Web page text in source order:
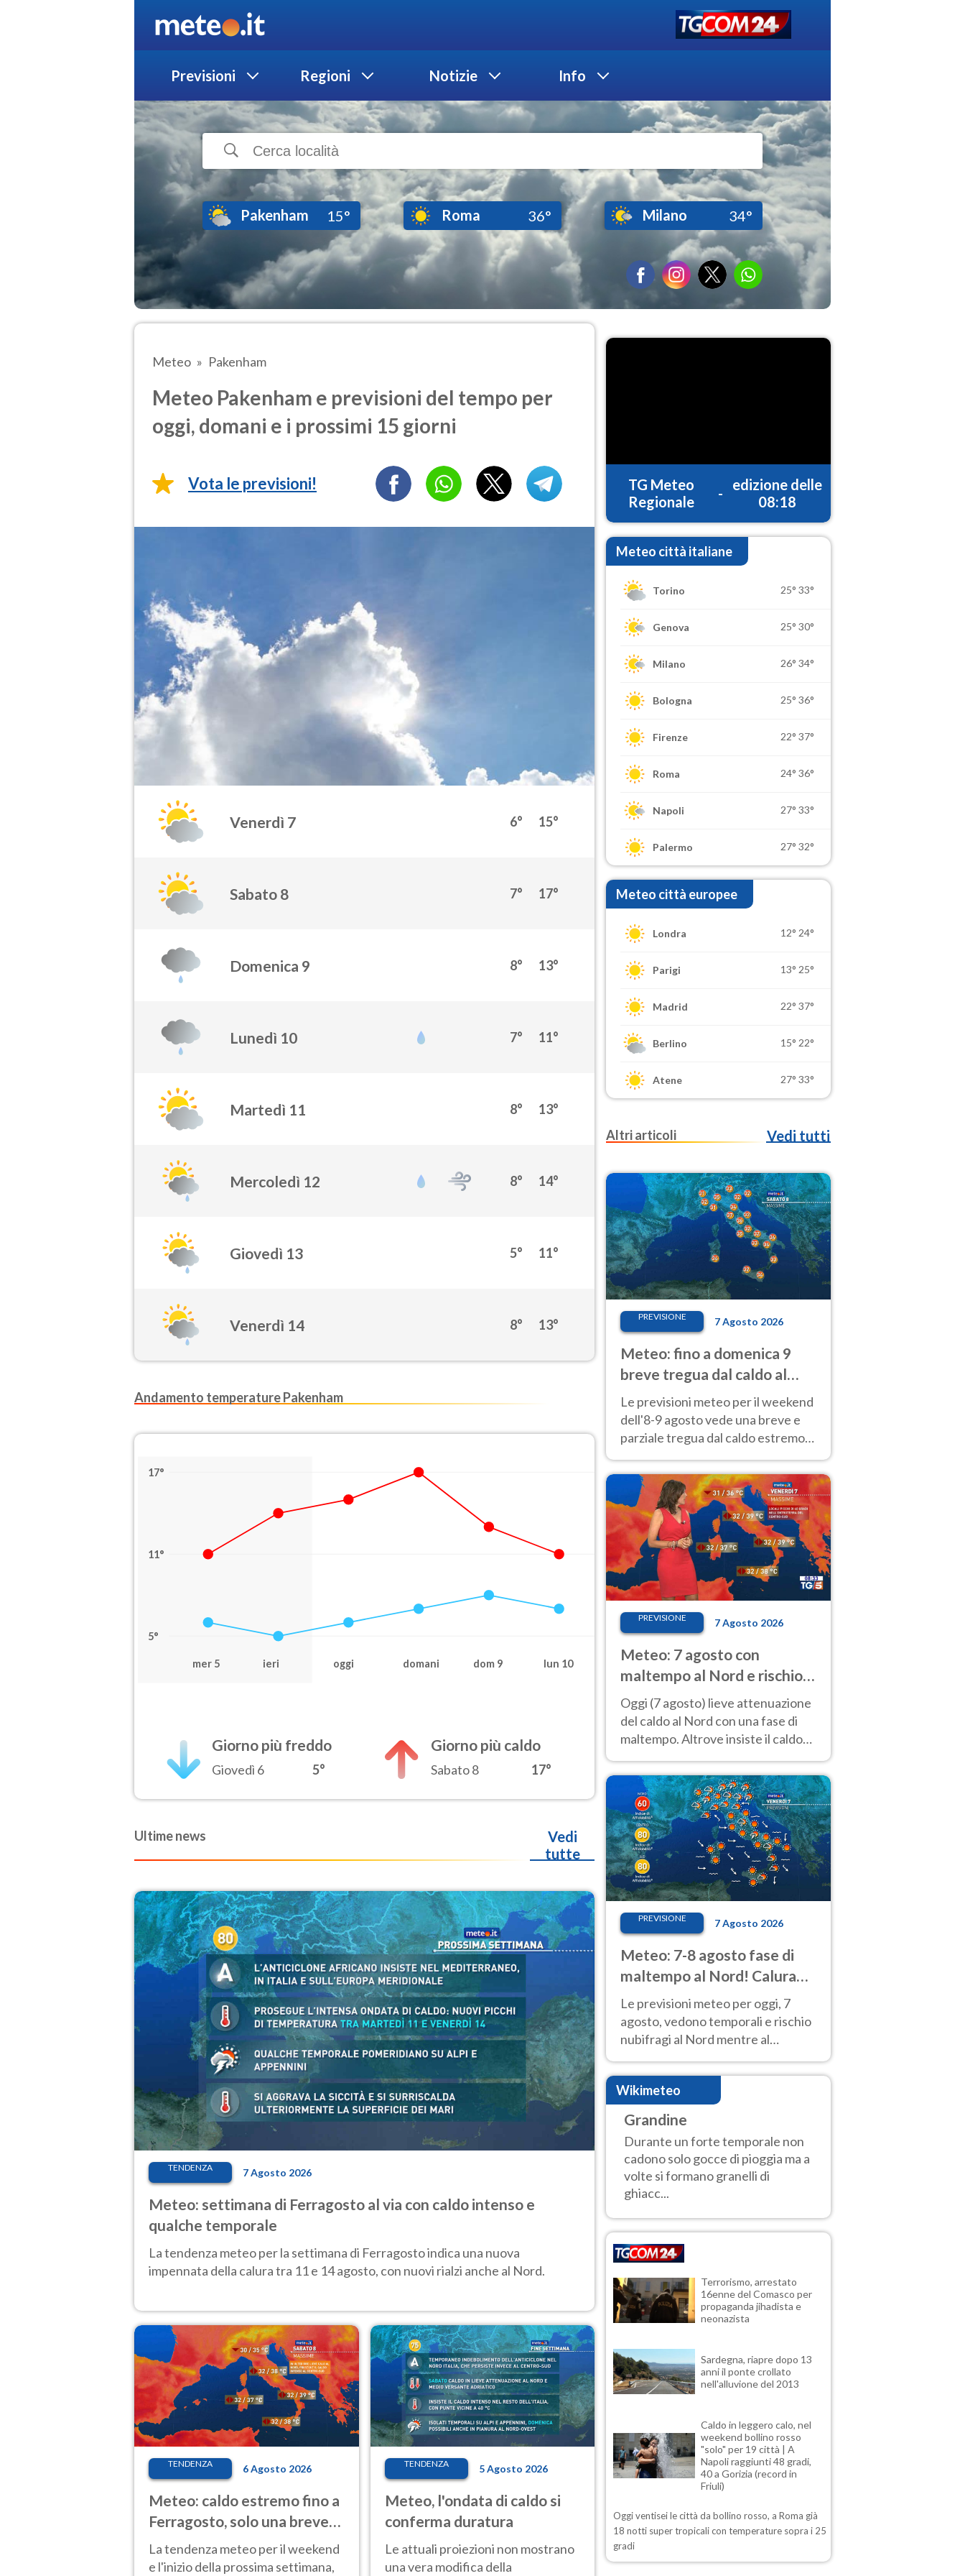
Previsioni Regioni Notizie Info
Pakenham 15° Roma 36° Milano 34°
Meteo Pakenham
Meteo Pakenham e previsioni del tempo per
oggi, domani e i prossimi 15 giorni
Vota le previsioni!
Venerdì 7 6° 15°
Sabato 8 7° 17°
Domenica 9 8° 13°
Lunedì 10 7° 11°
Martedì 11 8° 13°
Mercoledì 12 8° 14°
Giovedì 13 5° 11°
Venerdì 14 8° 13°
Andamento temperature Pakenham
17°
11°
5°
mer 5 ieri oggi domani dom 9 lun 10
Giorno più freddo
Giovedì 6 5°
Giorno più caldo
Sabato 8 17°
Ultime news
Vedi
tutte
TENDENZA 7 Agosto 2026
Meteo: settimana di Ferragosto al via con caldo intenso e
qualche temporale
La tendenza meteo per la settimana di Ferragosto indica una nuova
impennata della calura tra 11 e 14 agosto, con nuovi rialzi anche al Nord.
TENDENZA 6 Agosto 2026
Meteo: caldo estremo fino a
Ferragosto, solo una breve
pausa. Ecco dove
La tendenza meteo per il weekend
e l'inizio della prossima settimana,
TENDENZA 5 Agosto 2026
Meteo, l'ondata di caldo si
conferma duratura
Le attuali proiezioni non mostrano
una vera modifica della
TG Meteo
Regionale
-
edizione delle
08:18
Meteo città italiane
Torino 25° 33°
Genova 25° 30°
Milano 26° 34°
Bologna 25° 36°
Firenze 22° 37°
Roma 24° 36°
Napoli 27° 33°
Palermo 27° 32°
Meteo città europee
Londra 12° 24°
Parigi 13° 25°
Madrid 22° 37°
Berlino 15° 22°
Atene 27° 33°
Altri articoli Vedi tutti
PREVISIONE 7 Agosto 2026
Meteo: fino a domenica 9
breve tregua dal caldo al
Nord! Altrove calura e afa
Le previsioni meteo per il weekend
dell'8-9 agosto vede una breve e
parziale tregua dal caldo estremo
40 gradi.
PREVISIONE 7 Agosto 2026
Meteo: 7 agosto con
maltempo al Nord e rischio
nubifragi. Altrove caldo
estremo
Oggi (7 agosto) lieve attenuazione
del caldo al Nord con una fase di
maltempo. Altrove insiste il caldo
previsioni
PREVISIONE 7 Agosto 2026
Meteo: 7-8 agosto fase di
maltempo al Nord! Calura
fino a Ferragosto
Le previsioni meteo per oggi, 7
agosto, vedono temporali e rischio
nubifragi al Nord mentre al
Centro-Sud sole e caldo sempre
molto intenso.
Wikimeteo
Grandine
Durante un forte temporale non
cadono solo gocce di pioggia ma a
volte si formano granelli di
ghiacc...
Terrorismo, arrestato
16enne del Comasco per
propaganda jihadista e
neonazista
Sardegna, riapre dopo 13
anni il ponte crollato
nell'alluvione del 2013
Caldo in leggero calo, nel
weekend bollino rosso
"solo" per 19 città | A
Napoli raggiunti 48 gradi,
40 a Gorizia (record in
Friuli)
Oggi ventisei le città da bollino rosso, a Roma già
18 notti super tropicali con temperature sopra i 25
gradi